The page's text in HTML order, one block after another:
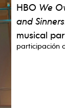
HBO We
and Sinners
musical
participación